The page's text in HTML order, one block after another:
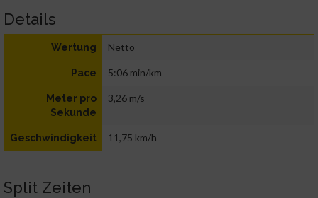
Details
Wertung Netto
Pace 5:06 min/km
Meter pro
Sekunde
3,26 m/s
Geschwindigkeit 11,75 km/h
Split Zeiten